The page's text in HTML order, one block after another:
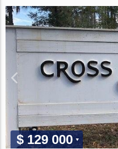
$ 129 000